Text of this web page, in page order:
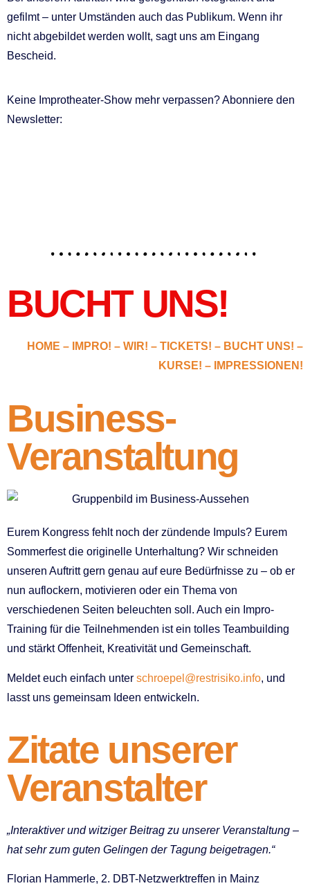
gefilmt – unter Umständen auch das Publikum. Wenn ihr
nicht abgebildet werden wollt, sagt uns am Eingang
Bescheid.
Keine Improtheater-Show mehr verpassen? Abonniere den
Newsletter:
BUCHT UNS!
HOME – IMPRO! – WIR! – TICKETS! – BUCHT UNS! –
KURSE! – IMPRESSIONEN!
Business-
Veranstaltung
Eurem Kongress fehlt noch der zündende Impuls? Eurem
Sommerfest die originelle Unterhaltung? Wir schneiden
unseren Auftritt gern genau auf eure Bedürfnisse zu – ob er
nun auflockern, motivieren oder ein Thema von
verschiedenen Seiten beleuchten soll. Auch ein Impro-
Training für die Teilnehmenden ist ein tolles Teambuilding
und stärkt Offenheit, Kreativität und Gemeinschaft.
Meldet euch einfach unter schroepel@restrisiko.info, und
lasst uns gemeinsam Ideen entwickeln.
Zitate unserer
Veranstalter
„Interaktiver und witziger Beitrag zu unserer Veranstaltung –
hat sehr zum guten Gelingen der Tagung beigetragen.“
Florian Hammerle, 2. DBT-Netzwerktreffen in Mainz